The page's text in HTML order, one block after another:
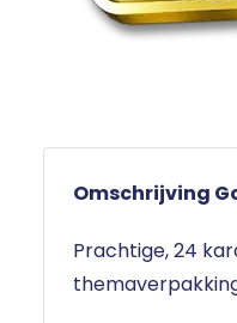
Omschrijving
Prachtige, 24